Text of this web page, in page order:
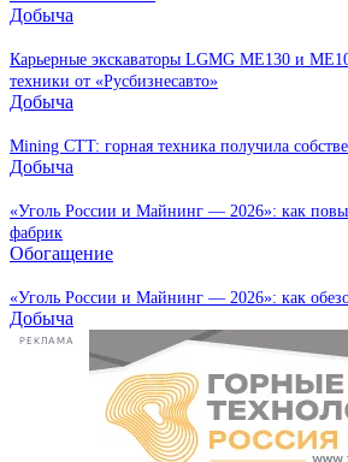
Добыча
Карьерные экскаваторы LGMG ME130 и
техники от «Русбизнесавто»
Добыча
Mining CTT: горная техника получила
Добыча
«Уголь России и Майнинг — 2026»: как
фабрик
Обогащение
«Уголь России и Майнинг — 2026»: как
Добыча
РЕКЛАМА